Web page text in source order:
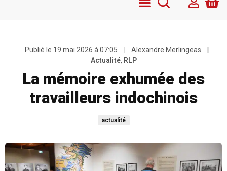
Publié le 19 mai 2026 à 07:05
Alexandre Merlingeas
Actualité, RLP
La mémoire exhumée des
travailleurs indochinois
actualité